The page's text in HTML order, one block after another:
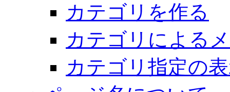
カテゴリを作る
カテゴリによる
カテゴリ指定の